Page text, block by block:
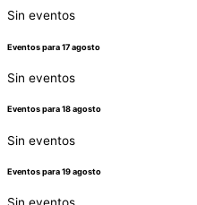
Sin eventos
Eventos para17agosto
Sin eventos
Eventos para18agosto
Sin eventos
Eventos para19agosto